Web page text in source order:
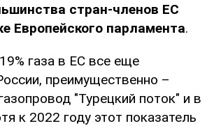
стран-членов ЕС
Европейского парламента.
газа в ЕС все еще
преимущественно –
"Турецкий поток" и в
к 2022 году этот показатель